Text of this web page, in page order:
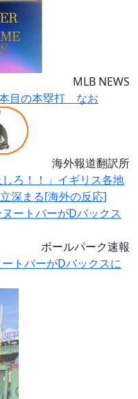
MLB NEWS
目の本塁打 なお
海外報道翻訳所
ろ！！」イギリス各地
深まる[海外の反応]
ボールパーク速報
トバーがDバックスに